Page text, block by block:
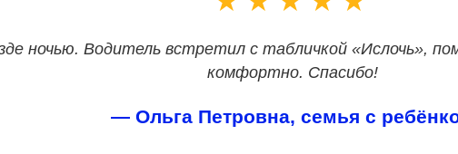
ночью. Водитель встретил с табличкой «Ислочь»,
комфортно. Спасибо!
— Ольга Петровна, семья с